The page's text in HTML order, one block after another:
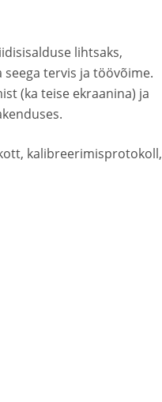
lihtsaks,
tervis ja töövõime.
(ka teise ekraanina) ja
kalibreerimisprotokoll,